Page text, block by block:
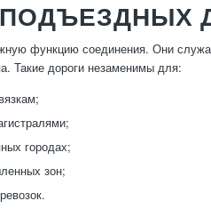
функцию соединения. Они
Такие дороги незаменимы для:
городах;
зон;